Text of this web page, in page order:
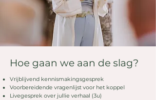
Hoe gaan we aan de slag?
Vrijblijvend kennismakingsgesprek
Voorbereidende vragenlijst voor het koppel
Livegesprek over jullie verhaal (3u)